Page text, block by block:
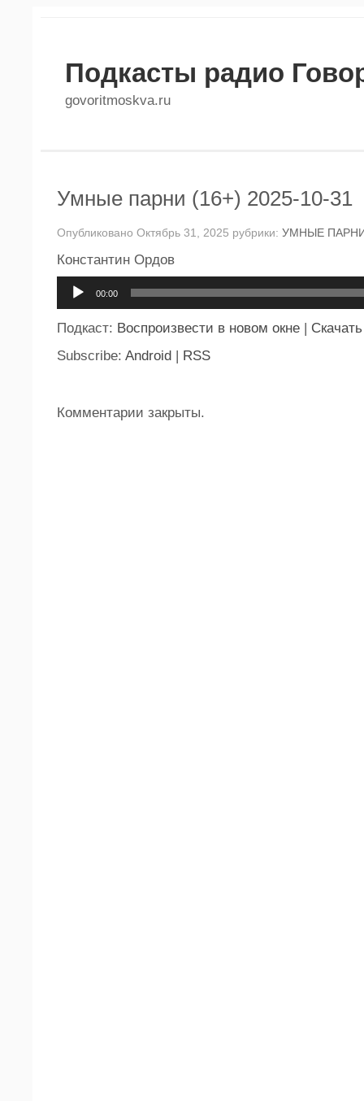
Подкасты радио
govoritmoskva.ru
Умные парни (16+) 2025-10-31
Опубликовано Октябрь 31, 2025 рубрики: УМНЫЕ
Константин Ордов
00:00
Подкаст: Воспроизвести в новом окне | Скачать
Subscribe: Android | RSS
Комментарии закрыты.